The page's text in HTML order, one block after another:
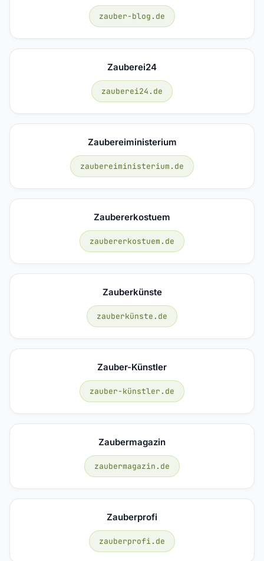
zauber-blog.de
Zauberei24
zauberei24.de
Zaubereiministerium
zaubereiministerium.de
Zaubererkostuem
zaubererkostuem.de
Zauberkünste
zauberkünste.de
Zauber-Künstler
zauber-künstler.de
Zaubermagazin
zaubermagazin.de
Zauberprofi
zauberprofi.de